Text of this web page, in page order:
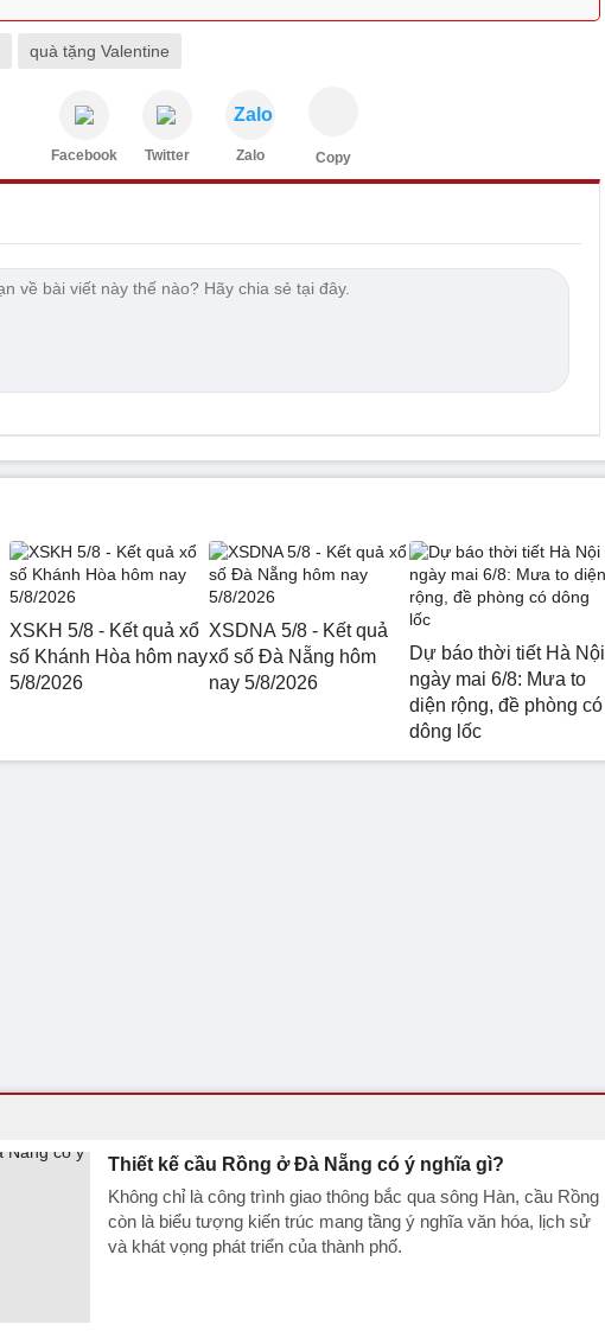
quà tặng Valentine
Facebook Twitter
Zalo
Zalo Copy
XSKH 5/8 - Kết quả xổ
số Khánh Hòa hôm nay
5/8/2026
XSDNA 5/8 - Kết quả
xổ số Đà Nẵng hôm
nay 5/8/2026
Dự báo thời tiết Hà Nội
ngày mai 6/8: Mưa to
diện rộng, đề phòng có
dông lốc
Thiết kế cầu Rồng ở Đà Nẵng có ý nghĩa gì?
Không chỉ là công trình giao thông bắc qua sông Hàn, cầu Rồng
còn là biểu tượng kiến trúc mang tầng ý nghĩa văn hóa, lịch sử
và khát vọng phát triển của thành phố.